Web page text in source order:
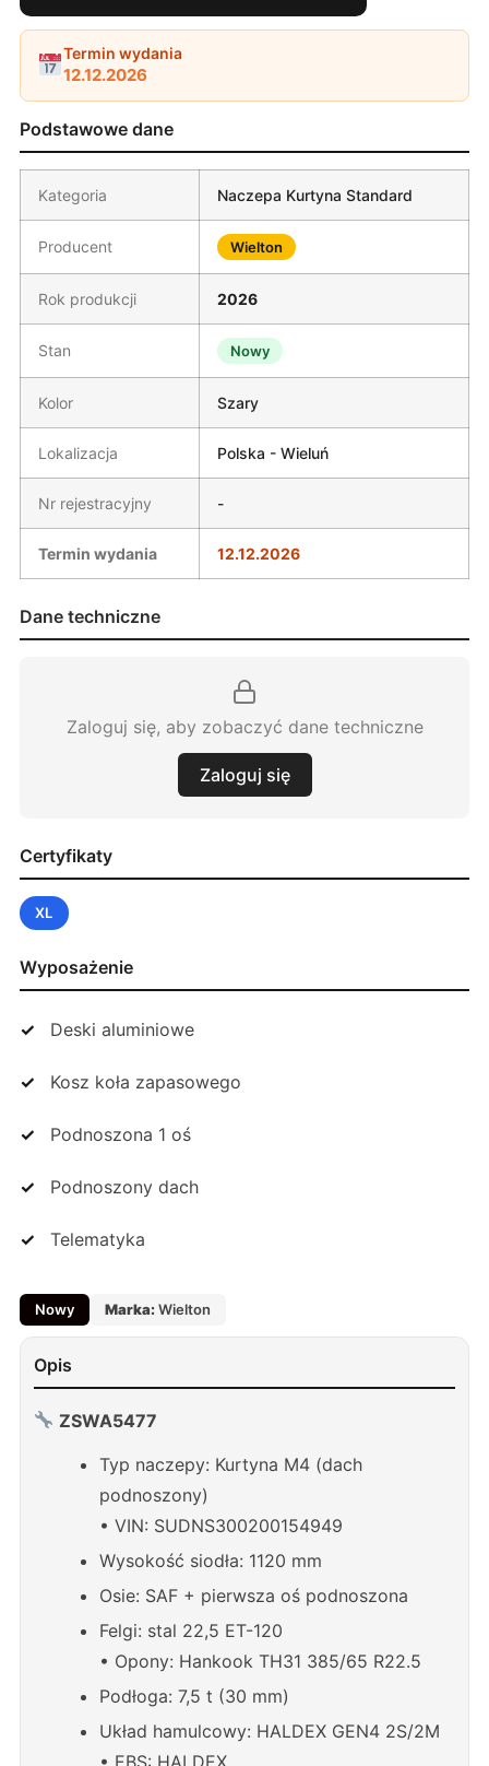
Termin wydania
12.12.2026
Podstawowe dane
Kategoria Naczepa Kurtyna Standard
Producent Wielton
Rok produkcji 2026
Stan Nowy
Kolor Szary
Lokalizacja Polska - Wieluń
Nr rejestracyjny -
Termin wydania 12.12.2026
Dane techniczne
Zaloguj się, aby zobaczyć dane techniczne
Zaloguj się
Certyfikaty
XL
Wyposażenie
Deski aluminiowe
Kosz koła zapasowego
Podnoszona 1 oś
Podnoszony dach
Telematyka
Nowy Marka:Wielton
Opis
ZSWA5477
Typ naczepy: Kurtyna M4 (dach
podnoszony)
• VIN: SUDNS300200154949
Wysokość siodła: 1120 mm
Osie: SAF + pierwsza oś podnoszona
Felgi: stal 22,5 ET-120
• Opony: Hankook TH31 385/65 R22.5
Podłoga: 7,5 t (30 mm)
Układ hamulcowy: HALDEX GEN4 2S/2M
• EBS: HALDEX